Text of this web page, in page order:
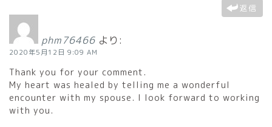
返信
phm76466 より:
2020年5月12日 9:09 AM
Thank you for your comment.
My heart was healed by telling me a wonderful
encounter with my spouse. I look forward to working
with you.